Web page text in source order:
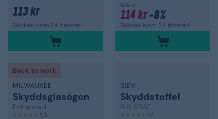
113 kr
Skickas inom 24 timmar!
124 kr
114 kr-8%
Skickas inom 24 timmar!
Back to work
MILWAUKEE
Skyddsglasögon
Enhanced
5,0
SIEVI
Skyddstoffel
Riff SBAE
4,4